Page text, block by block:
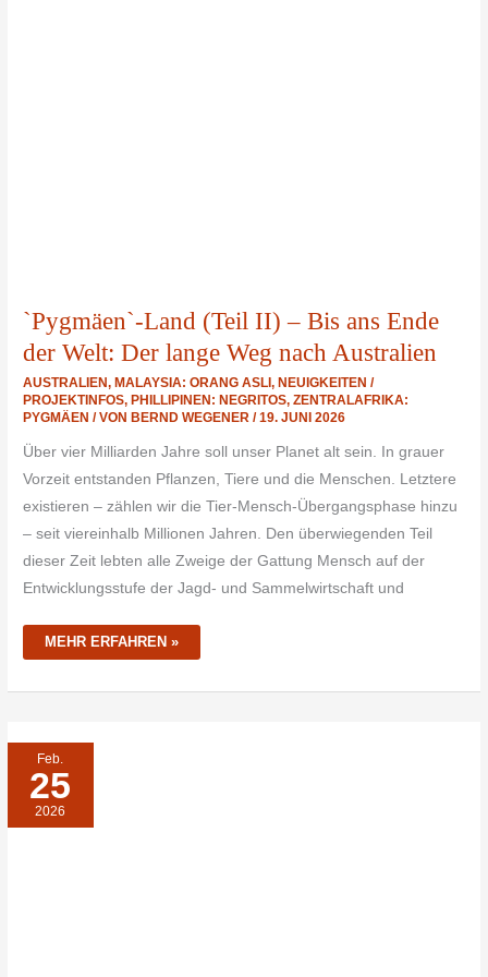
`Pygmäen`-Land (Teil II) – Bis ans Ende
der Welt: Der lange Weg nach Australien
AUSTRALIEN,MALAYSIA: ORANG ASLI,NEUIGKEITEN /
PROJEKTINFOS,PHILLIPINEN: NEGRITOS,ZENTRALAFRIKA:
PYGMÄEN / VONBERND WEGENER/19. JUNI 2026
Über vier Milliarden Jahre soll unser Planet alt sein. In grauer
Vorzeit entstanden Pflanzen, Tiere und die Menschen. Letztere
existieren – zählen wir die Tier-Mensch-Übergangsphase hinzu
– seit viereinhalb Millionen Jahren. Den überwiegenden Teil
dieser Zeit lebten alle Zweige der Gattung Mensch auf der
Entwicklungsstufe der Jagd- und Sammelwirtschaft und
MEHR ERFAHREN »
Feb.
25
2026
`PYGMÄEN`-
LAND
(TEIL
I)
–
DAS
UNTERGEGANGENE